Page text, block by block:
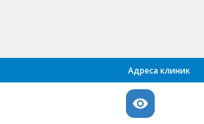
Адреса клиник